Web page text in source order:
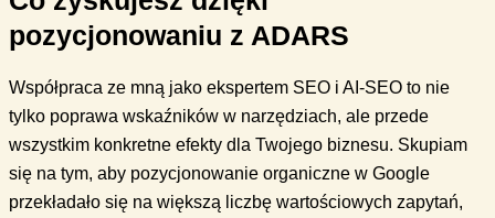
pozycjonowaniu z ADARS
Współpraca ze mną jako ekspertem SEO i AI-SEO to nie
tylko poprawa wskaźników w narzędziach, ale przede
wszystkim konkretne efekty dla Twojego biznesu. Skupiam
się na tym, aby pozycjonowanie organiczne w Google
przekładało się na większą liczbę wartościowych zapytań,